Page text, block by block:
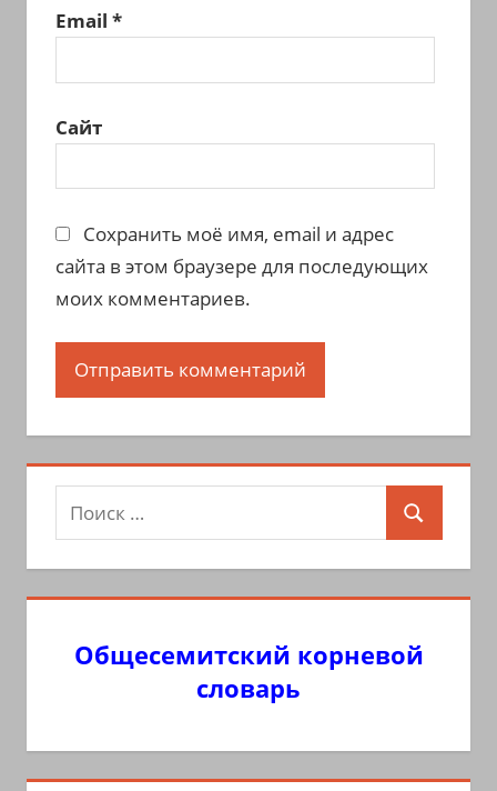
Email *
Сайт
Сохранить моё имя, email и адрес
сайта в этом браузере для последующих
моих комментариев.
Поиск
для:
Поиск
Общесемитский корневой
словарь